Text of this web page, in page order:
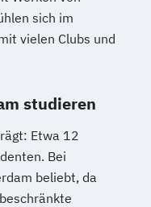
sich im
vielen Clubs und
studieren
Etwa 12
Bei
beliebt, da